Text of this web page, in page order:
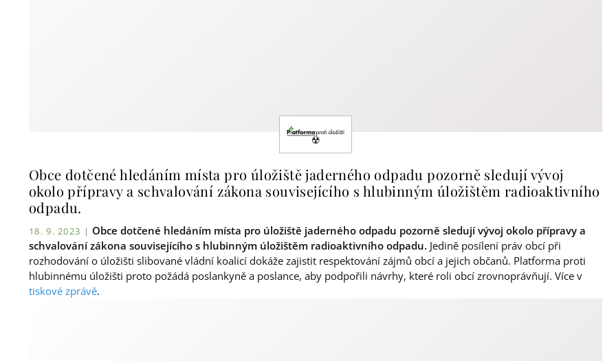
Obce dotčené hledáním místa pro úložiště jaderného odpadu pozorně sledují vývoj
okolo přípravy a schvalování zákona souvisejícího s hlubinným úložištěm radioaktivního
odpadu.
18. 9. 2023 | Obce dotčené hledáním místa pro úložiště jaderného odpadu pozorně sledují vývoj okolo přípravy a
schvalování zákona souvisejícího s hlubinným úložištěm radioaktivního odpadu. Jedině posílení práv obcí při
rozhodování o úložišti slibované vládní koalicí dokáže zajistit respektování zájmů obcí a jejich občanů. Platforma proti
hlubinnému úložišti proto požádá poslankyně a poslance, aby podpořili návrhy, které roli obcí zrovnoprávňují. Více v
tiskové zprávě.